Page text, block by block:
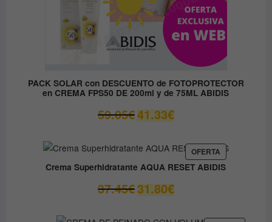
PACK SOLAR con DESCUENTO de FOTOPROTECTOR
en CREMA FPS50 DE 200ml y de 75ML ABIDIS
59.05€ El
precio
era:
59.05€.
41.33€El
precio
es:
41.33€.
OFERTAPRODUCTO
EN
Crema Superhidratante AQUA RESET ABIDIS
37.45€ El
precio
31.80€El
precio